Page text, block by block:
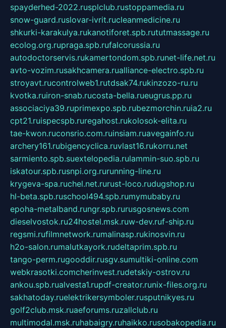
spayderhed-2022.rusplclub.rustoppamedia.ru
snow-guard.ruslovar-ivrit.rucleanmedicine.ru
shkurki-karakulya.rukanotiforet.spb.rututmassage.ru
ecolog.org.rupraga.spb.rufalcorussia.ru
autodoctorservis.rukamertondom.spb.runet-life.net.ru
avto-vozim.rusakhcamera.rualliance-electro.spb.ru
stroyavt.rucontrolweb1.rutdsak74.rukinzozo-ru.ru
kvotka.ruiron-snab.rucosta-bella.rueugrus.pp.ru
associaciya39.ruprimexpo.spb.rubezmorchin.ruia2.ru
cpt21.ruispecspb.ruregahost.rukolosok-elita.ru
tae-kwon.ruconsrio.com.ruinsiam.ruavegainfo.ru
archery161.rubigencyclica.ruvlast16.rukorru.net
sarmiento.spb.suextelopedia.rulammin-suo.spb.ru
iskatour.spb.rusnpi.org.rurunning-line.ru
krygeva-spa.ruchel.net.rurust-loco.rudugshop.ru
hl-beta.spb.ruschool494.spb.rumymubaby.ru
epoha-metalband.rungr.spb.rurusgosnews.com
dieselvostok.ru24hostel.msk.ruw-dev.ruf-ship.ru
regsmi.rufilmnetwork.rumalinasp.rukinosvin.ru
h2o-salon.rumalutkayork.rudeltaprim.spb.ru
tango-perm.rugooddir.rusgv.sumultiki-online.com
webkrasotki.comcherinvest.rudetskiy-ostrov.ru
ankou.spb.rualvesta1.rupdf-creator.runix-files.org.ru
sakhatoday.ruelektrikersymboler.rusputnikyes.ru
golf2club.msk.ruaeforums.ruzallclub.ru
multimodal.msk.ruhabaigry.ruhaikko.rusobakopedia.ru